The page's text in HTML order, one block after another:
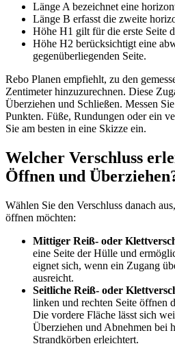
Länge A bezeichnet eine
Länge B erfasst die zweite
Höhe H1 gilt für die erste Seite
Höhe H2 berücksichtigt eine
gegenüberliegenden Seite.
Rebo Planen empfiehlt, zu den
Zentimeter hinzuzurechnen. Diese
Überziehen und Schließen. Messen
Punkten. Füße, Rundungen oder ein
Sie am besten in eine Skizze ein.
Welcher Verschluss
Öffnen und
Wählen Sie den Verschluss danach
öffnen möchten:
Mittiger Reiß- oder
eine Seite der Hülle und
eignet sich, wenn ein Zugang
ausreicht.
Seitliche Reiß- oder
linken und rechten Seite öffnen
Die vordere Fläche lässt sich
Überziehen und Abnehmen bei
Strandkörben erleichtert.